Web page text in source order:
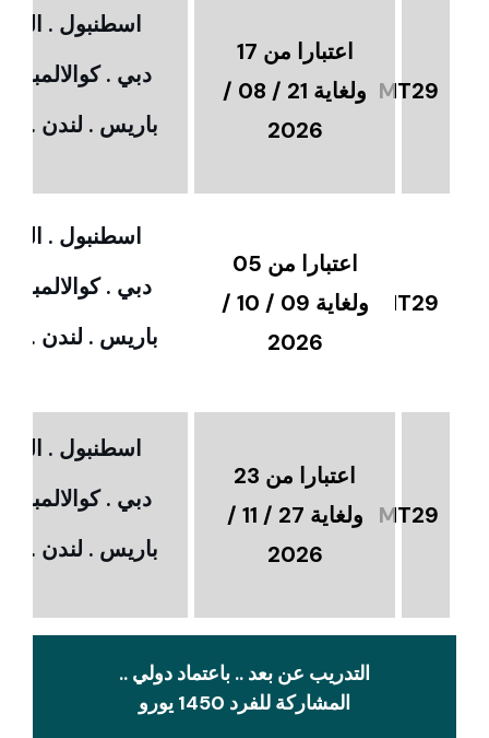
MT29
اعتبارا من 17
ولغاية 21 / 08 /
2026
اسطنبول .
دبي .
باريس . لندن .
MT29
اعتبارا من 05
ولغاية 09 / 10 /
2026
اسطنبول .
دبي .
باريس . لندن .
MT29
اعتبارا من 23
ولغاية 27 / 11 /
2026
اسطنبول .
دبي .
باريس . لندن .
التدريب عن بعد .. باعتماد دولي ..
المشاركة للفرد 1450 يورو